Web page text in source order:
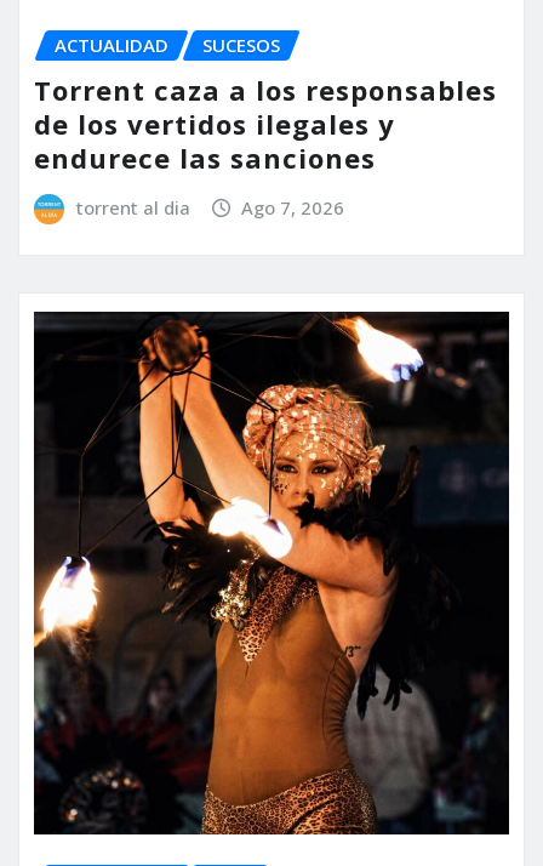
ACTUALIDAD SUCESOS
Torrent caza a los responsables
de los vertidos ilegales y
endurece las sanciones
torrent al dia Ago 7, 2026